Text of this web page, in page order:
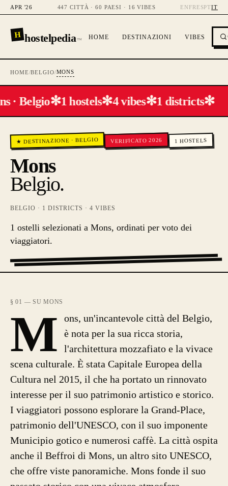
APR '26 447 CITTÀ · 60 PAESI · 16 VIBES EN FR ESPTIT
H hostelpedia™ HOME DESTINAZIONI VIBES
HOME/BELGIO/MONS
· Belgio✻1 hostels✻4 vibes✻1 districts✻
★ DESTINAZIONE ·BELGIO VERIFICATO 2026 1 HOSTELS
Mons
Belgio.
BELGIO · 1 DISTRICTS ·4 VIBES
1 ostelli selezionati a Mons, ordinati per voto dei
viaggiatori.
§ 01 — SU MONS
M
ons, un'incantevole città del Belgio,
è nota per la sua ricca storia,
l'architettura mozzafiato e la vivace
scena culturale. È stata Capitale Europea della
Cultura nel 2015, il che ha portato un rinnovato
interesse per il suo patrimonio artistico e storico.
I viaggiatori possono esplorare la Grand-Place,
patrimonio dell'UNESCO, con il suo imponente
Municipio gotico e numerosi caffè. La città ospita
anche il Beffroi di Mons, un altro sito UNESCO,
che offre viste panoramiche. Mons fonde il suo